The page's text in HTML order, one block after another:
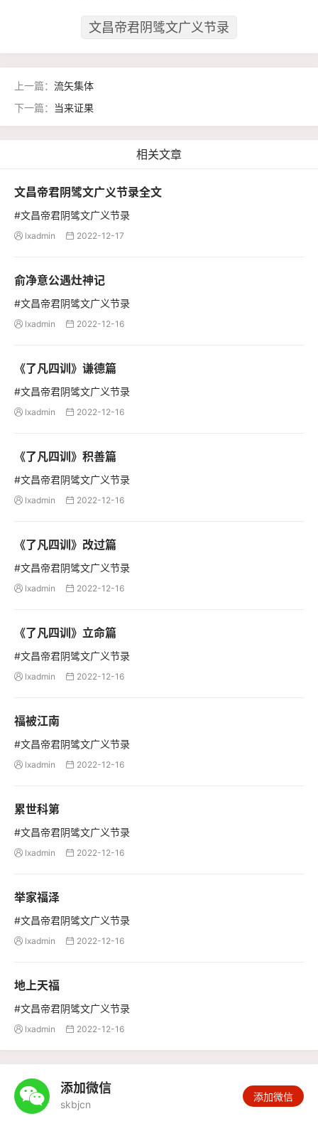
文昌帝君阴骘文广义节录
上一篇： 流矢集体
下一篇：
当来证果
相关文章
文昌帝君阴骘文广义节录全文
#文昌帝君阴骘文广义节录
 lxadmin  2022-12-17
俞净意公遇灶神记
#文昌帝君阴骘文广义节录
 lxadmin  2022-12-16
《了凡四训》谦德篇
#文昌帝君阴骘文广义节录
 lxadmin  2022-12-16
《了凡四训》积善篇
#文昌帝君阴骘文广义节录
 lxadmin  2022-12-16
《了凡四训》改过篇
#文昌帝君阴骘文广义节录
 lxadmin  2022-12-16
《了凡四训》立命篇
#文昌帝君阴骘文广义节录
 lxadmin  2022-12-16
福被江南
#文昌帝君阴骘文广义节录
 lxadmin  2022-12-16
累世科第
#文昌帝君阴骘文广义节录
 lxadmin  2022-12-16
举家福泽
#文昌帝君阴骘文广义节录
 lxadmin  2022-12-16
地上天福
#文昌帝君阴骘文广义节录
 lxadmin  2022-12-16
 添加微信
skbjcn
添加微信